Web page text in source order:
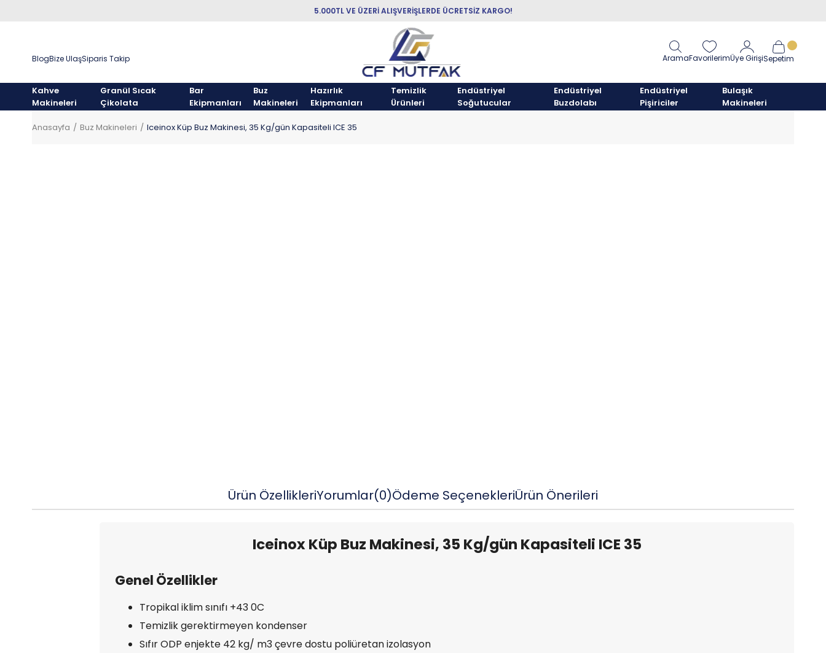
5.000TL VE ÜZERİ ALIŞVERİŞLERDE ÜCRETSİZ KARGO!
BlogBize UlaşSiparis Takip AramaFavorilerimÜye GirişiSepetim
Kahve
Makineleri
Granül Sıcak
Çikolata
Bar
Ekipmanları
Buz
Makineleri
Hazırlık
Ekipmanları
Temizlik
Ürünleri
Endüstriyel
Soğutucular
Endüstriyel
Buzdolabı
Endüstriyel
Pişiriciler
Bulaşık
Makineleri
Anasayfa Buz Makineleri Iceinox Küp Buz Makinesi, 35 Kg/gün Kapasiteli ICE 35
Ürün ÖzellikleriYorumlar(0)Ödeme SeçenekleriÜrün Önerileri
Iceinox Küp Buz Makinesi, 35 Kg/gün Kapasiteli ICE 35
Genel Özellikler
Tropikal iklim sınıfı +43 0C
Temizlik gerektirmeyen kondenser
Sıfır ODP enjekte 42 kg/ m3 çevre dostu poliüretan izolasyon